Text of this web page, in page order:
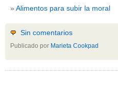
embarazo
nutricion(3)
obesidad(12)
Sin categoría(438)
vitaminas(10)
Alimentos para subir la moral
Sin comentarios
Publicado por Marieta Cookpad